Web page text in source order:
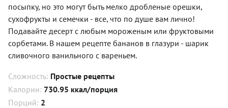
посыпку, но это могут быть мелко дробленые орешки,
сухофрукты и семечки - все, что по душе вам лично!
Подавайте десерт с любым мороженым или фруктовыми
сорбетами. В нашем рецепте бананов в глазури - шарик
сливочного ванильного с вареньем.
Сложность: Простые рецепты
Калории: 730.95 ккал/порция
Порций: 2